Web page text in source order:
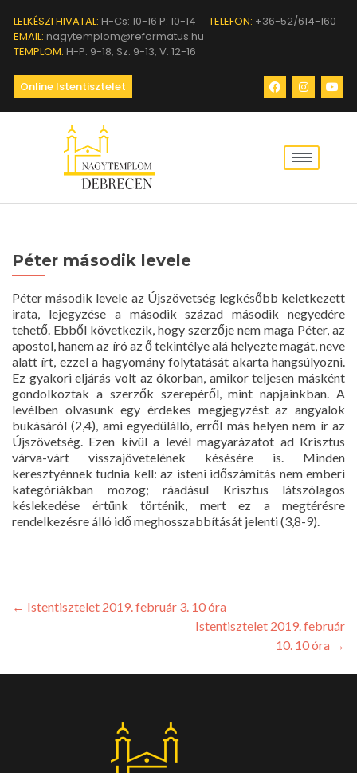
LELKÉSZI HIVATAL: H-Cs: 10-16 P: 10-14 TELEFON: +36-52/614-160
EMAIL: nagytemplom@reformatus.hu
TEMPLOM: H-P: 9-18, Sz: 9-13, V: 12-16
Online Istentisztelet
Péter második levele
Péter második levele az Újszövetség legkésőbb keletkezett
irata, lejegyzése a második század második negyedére
tehető. Ebből következik, hogy szerzője nem maga Péter, az
apostol, hanem az író az ő tekintélye alá helyezte magát, neve
alatt írt, ezzel a hagyomány folytatását akarta hangsúlyozni.
Ez gyakori eljárás volt az ókorban, amikor teljesen másként
gondolkoztak a szerzők szerepéről, mint napjainkban. A
levélben olvasunk egy érdekes megjegyzést az angyalok
bukásáról (2,4), ami egyedülálló, erről más helyen nem ír az
Újszövetség. Ezen kívül a levél magyarázatot ad Krisztus
várva-várt visszajövetelének késésére is. Minden
keresztyénnek tudnia kell: az isteni időszámítás nem emberi
kategóriákban mozog; ráadásul Krisztus látszólagos
késlekedése értünk történik, mert ez a megtérésre
rendelkezésre álló idő meghosszabbítását jelenti (3,8-9).
← Istentisztelet 2019. február 3. 10 óra
Istentisztelet 2019. február
10. 10 óra →